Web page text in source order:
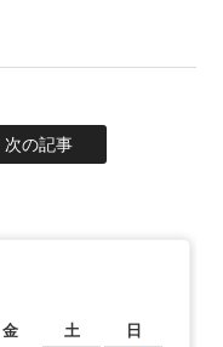
次の記事
金 土 日